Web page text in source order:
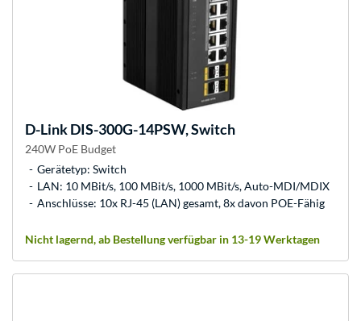
D-LinkDIS-300G-14PSW, Switch
240W PoE Budget
Gerätetyp: Switch
LAN: 10 MBit/s, 100 MBit/s, 1000 MBit/s, Auto-MDI/MDIX
Anschlüsse: 10x RJ-45 (LAN) gesamt, 8x davon POE-Fähig
Nicht lagernd, ab Bestellung verfügbar in 13-19 Werktagen